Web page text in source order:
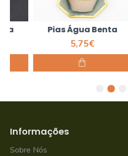
Pias Água Benta
5,75€
Informações
Sobre Nós